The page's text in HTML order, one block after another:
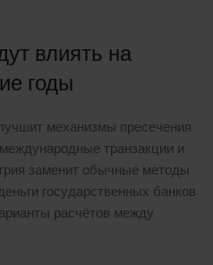
влиять на
годы
механизмы пресечения
транзакции и
заменит обычные методы
государственных банков
расчётов между